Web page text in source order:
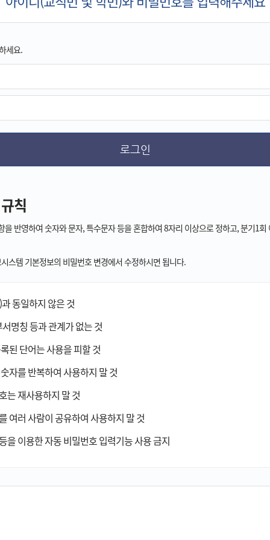
세요.
칙
을 반영하여 숫자와 문자, 특수문자 등을 혼합하여 8자리 이상으로 정하고, 분기1회
스템 기본정보의 비밀번호 변경에서 수정하시면 됩니다.
동일하지 않은 것
명칭 등과 관계가 없는 것
된 단어는 사용을 피할 것
자를 반복하여 사용하지 말 것
는 재사용하지 말 것
여러 사람이 공유하여 사용하지 말 것
을 이용한 자동 비밀번호 입력기능 사용 금지